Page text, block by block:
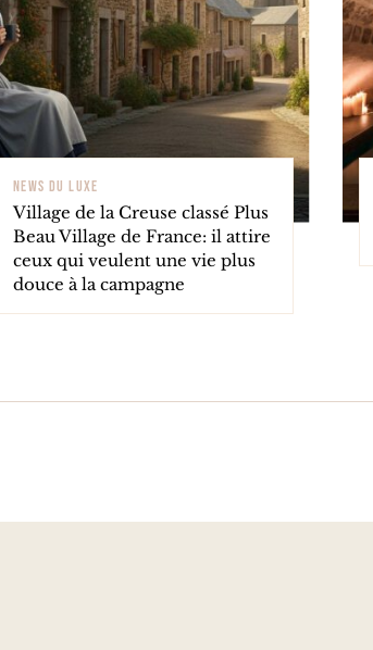
NEWS DU LUXE
Village de la Creuse classé Plus
Beau Village de France: il attire
ceux qui veulent une vie plus
douce à la campagne